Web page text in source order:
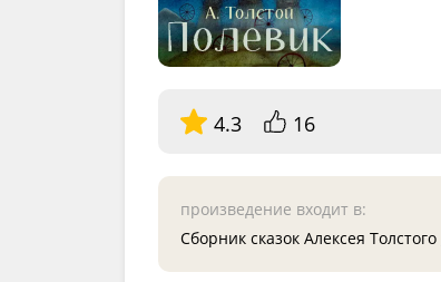
4.3 16
произведение входит в:
Сборник сказок Алексея Толстого